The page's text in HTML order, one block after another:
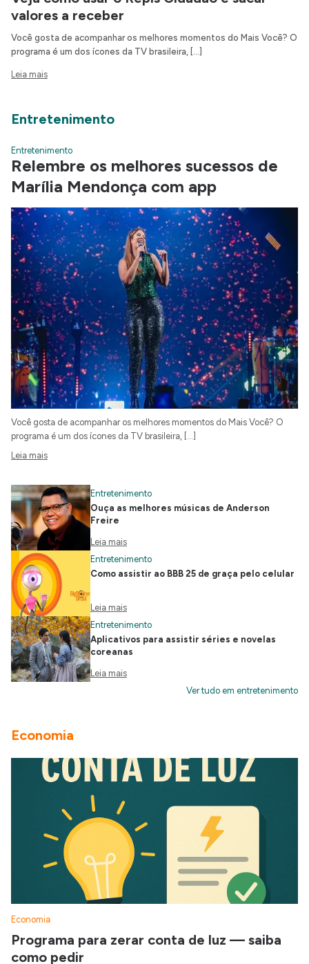
valores a receber
Você gosta de acompanhar os melhores momentos do Mais Você? O
programa é um dos ícones da TV brasileira, […]
Leia mais
Entretenimento
Entretenimento
Relembre os melhores sucessos de
Marília Mendonça com app
Você gosta de acompanhar os melhores momentos do Mais Você? O
programa é um dos ícones da TV brasileira, […]
Leia mais
Entretenimento
Ouça as melhores músicas de Anderson
Freire
Leia mais
Entretenimento
Como assistir ao BBB 25 de graça pelo celular
Leia mais
Entretenimento
Aplicativos para assistir séries e novelas
coreanas
Leia mais
Ver tudo em entretenimento
Economia
Economia
Programa para zerar conta de luz — saiba
como pedir